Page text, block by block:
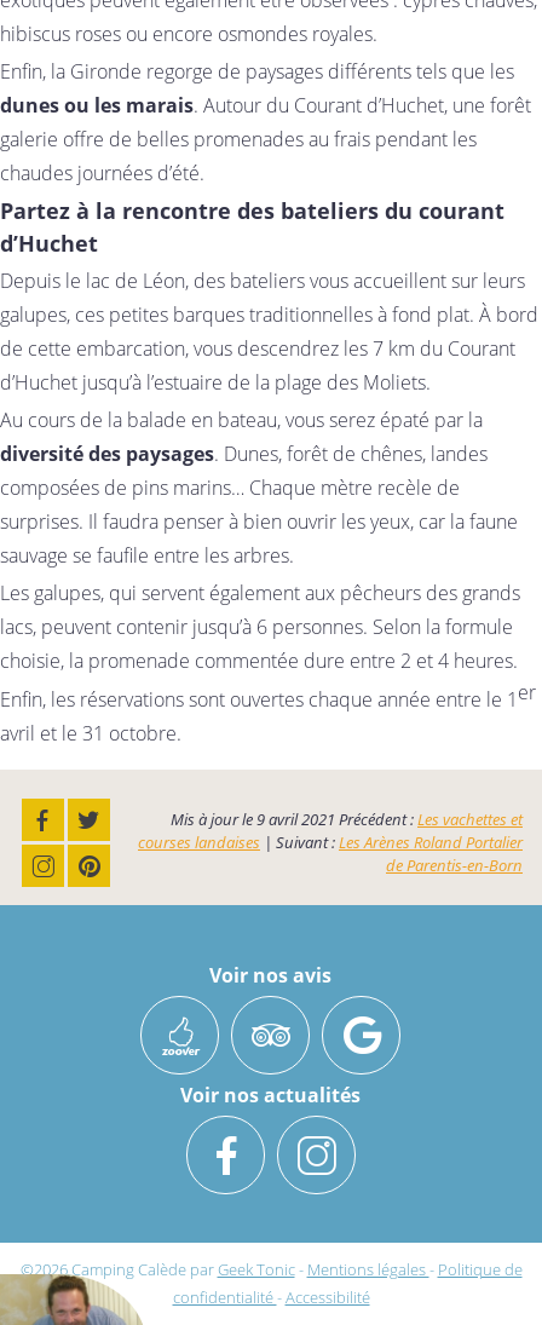
hibiscus roses ou encore osmondes royales.
Enfin, la Gironde regorge de paysages différents tels que les
dunes ou les marais. Autour du Courant d’Huchet, une forêt
galerie offre de belles promenades au frais pendant les
chaudes journées d’été.
Partez à la rencontre des bateliers du courant
d’Huchet
Depuis le lac de Léon, des bateliers vous accueillent sur leurs
galupes, ces petites barques traditionnelles à fond plat. À bord
de cette embarcation, vous descendrez les 7 km du Courant
d’Huchet jusqu’à l’estuaire de la plage des Moliets.
Au cours de la balade en bateau, vous serez épaté par la
diversité des paysages. Dunes, forêt de chênes, landes
composées de pins marins… Chaque mètre recèle de
surprises. Il faudra penser à bien ouvrir les yeux, car la faune
sauvage se faufile entre les arbres.
Les galupes, qui servent également aux pêcheurs des grands
lacs, peuvent contenir jusqu’à 6 personnes. Selon la formule
choisie, la promenade commentée dure entre 2 et 4 heures.
Enfin, les réservations sont ouvertes chaque année entre le 1er
avril et le 31 octobre.
Mis à jour le9 avril 2021 Précédent :Les vachettes et
courses landaises | Suivant :Les Arènes Roland Portalier
de Parentis-en-Born
Voir nos avis
Voir nos actualités
©2026Camping CalèdeparGeek Tonic- Mentions légales- Politique de
confidentialité-Accessibilité